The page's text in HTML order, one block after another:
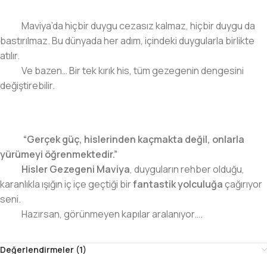
Maviya’da hiçbir duygu cezasız kalmaz, hiçbir duygu da
bastırılmaz. Bu dünyada her adım, içindeki duygularla birlikte
atılır.
Ve bazen… Bir tek kırık his, tüm gezegenin dengesini
değiştirebilir.
“Gerçek güç, hislerinden kaçmakta değil, onlarla
yürümeyi öğrenmektedir.”
Hisler Gezegeni Maviya, duyguların rehber olduğu,
karanlıkla ışığın iç içe geçtiği birfantastik yolculuğaçağırıyor
seni.
Hazırsan, görünmeyen kapılar aralanıyor….
Değerlendirmeler (1)